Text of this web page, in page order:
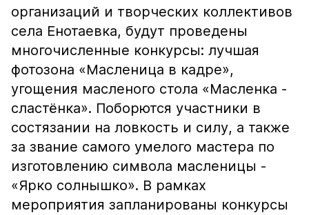
организаций и творческих коллективов
села Енотаевка, будут проведены
многочисленные конкурсы: лучшая
фотозона «Масленица в кадре»,
угощения масленого стола «Масленка -
сластёнка». Поборются участники в
состязании на ловкость и силу, а также
за звание самого умелого мастера по
изготовлению символа масленицы -
«Ярко солнышко». В рамках
мероприятия запланированы конкурсы